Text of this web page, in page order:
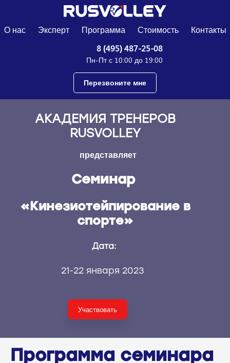
О нас Эксперт Программа Стоимость
Контакты
8 (495) 487-25-08
Пн-Пт с 10:00 до 19:00
Перезвоните мне
Семинар
Участвовать
«Кинезиотейпирование в
спорте»
представляет
Дата:
21-22 января 2023
АКАДЕМИЯ ТРЕНЕРОВ
RUSVOLLEY
Программа семинара